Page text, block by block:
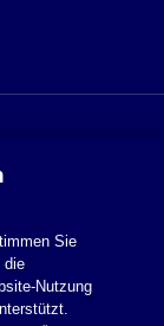
Sie
die
Nutzung